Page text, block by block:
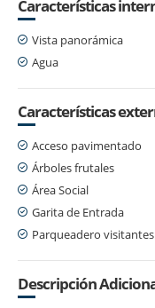
Características
Vista panorámica
Agua
Características
Acceso pavimentado
Árboles frutales
Área Social
Garita de Entrada
Parqueadero visitantes
Descripción